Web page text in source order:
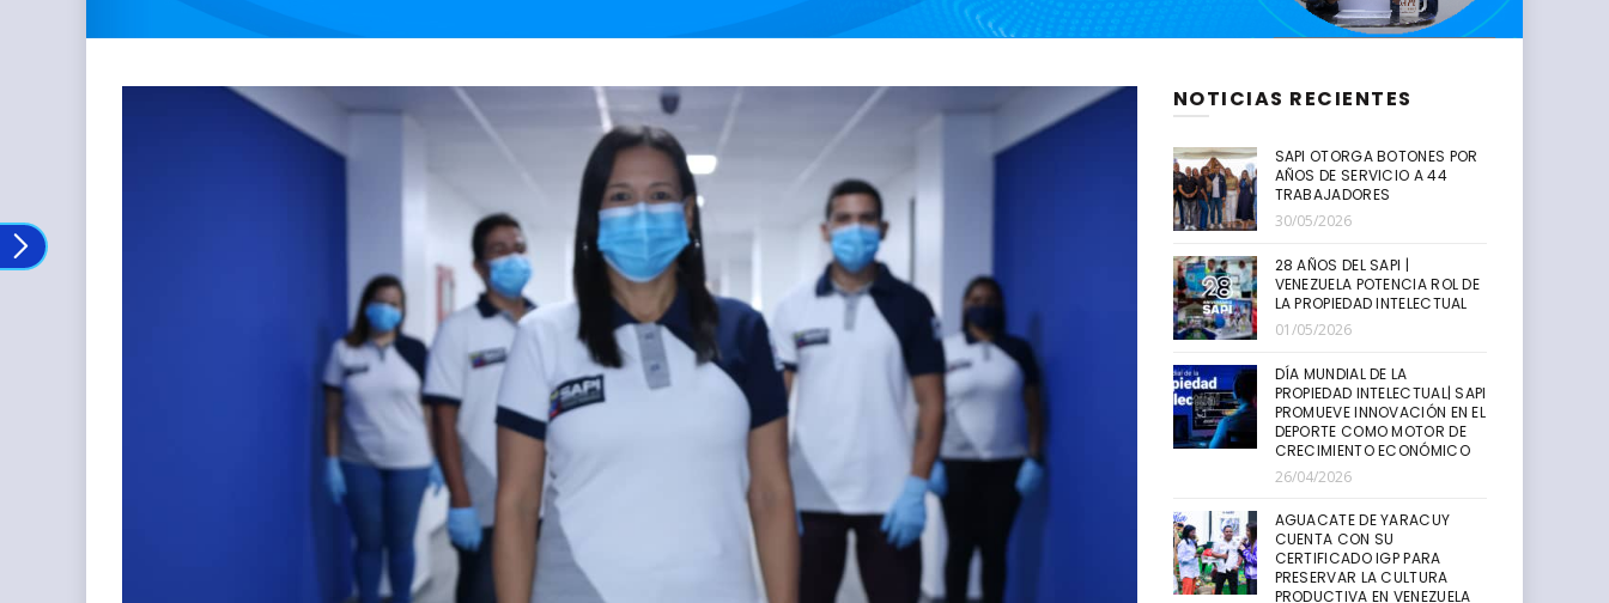
NOTICIAS RECIENTES
SAPI OTORGA BOTONES POR
AÑOS DE SERVICIO A 44
TRABAJADORES
30/05/2026
28 AÑOS DEL SAPI |
VENEZUELA POTENCIA ROL DE
LA PROPIEDAD INTELECTUAL
01/05/2026
DÍA MUNDIAL DE LA
PROPIEDAD INTELECTUAL| SAPI
PROMUEVE INNOVACIÓN EN EL
DEPORTE COMO MOTOR DE
CRECIMIENTO ECONÓMICO
26/04/2026
AGUACATE DE YARACUY
CUENTA CON SU
CERTIFICADO IGP PARA
PRESERVAR LA CULTURA
PRODUCTIVA EN VENEZUELA